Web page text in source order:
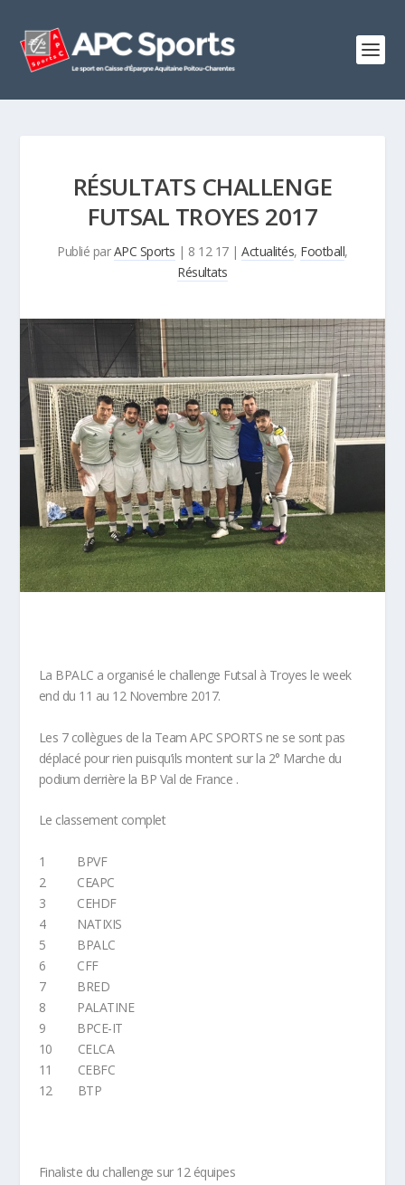
RÉSULTATS CHALLENGE
FUTSAL TROYES 2017
Publié parAPC Sports | 8 12 17|Actualités, Football,
Résultats
La BPALC a organisé le challenge Futsal à Troyes le week
end du 11 au 12 Novembre 2017.
Les 7 collègues de la Team APC SPORTS ne se sont pas
déplacé pour rien puisqu’ils montent sur la 2° Marche du
podium derrière la BP Val de France .
Le classement complet
1 BPVF
2 CEAPC
3 CEHDF
4 NATIXIS
5 BPALC
6 CFF
7 BRED
8 PALATINE
9 BPCE-IT
10 CELCA
11 CEBFC
12 BTP
Finaliste du challenge sur 12 équipes